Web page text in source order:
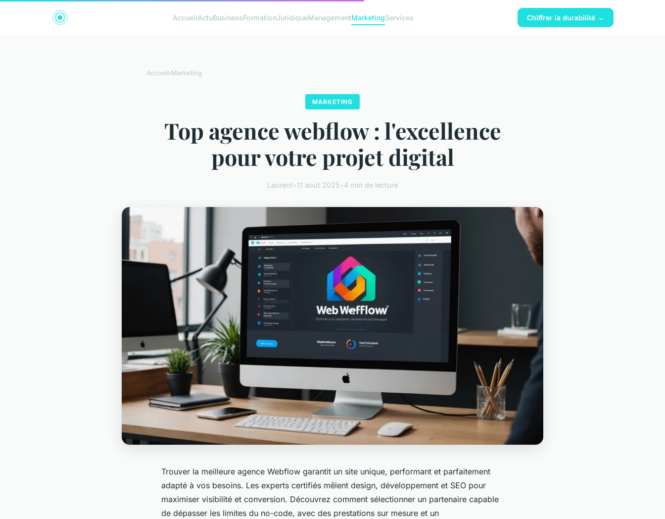
AccueilActuBusinessFormationJuridiqueManagementMarketingServices Chiffrer la durabilité →
Accueil›Marketing
MARKETING
Top agence webflow : l'excellence
pour votre projet digital
Laurent•11 août 2025•4 min de lecture
Trouver la meilleure agence Webflow garantit un site unique, performant et parfaitement
adapté à vos besoins. Les experts certifiés mêlent design, développement et SEO pour
maximiser visibilité et conversion. Découvrez comment sélectionner un partenaire capable
de dépasser les limites du no-code, avec des prestations sur mesure et un